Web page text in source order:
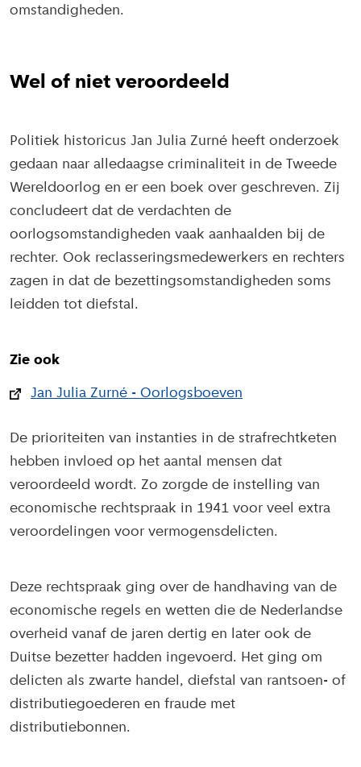
omstandigheden.
Wel of niet veroordeeld
Politiek historicus Jan Julia Zurné heeft onderzoek
gedaan naar alledaagse criminaliteit in de Tweede
Wereldoorlog en er een boek over geschreven. Zij
concludeert dat de verdachten de
oorlogsomstandigheden vaak aanhaalden bij de
rechter. Ook reclasseringsmedewerkers en rechters
zagen in dat de bezettingsomstandigheden soms
leidden tot diefstal.
Zie ook
Jan Julia Zurné - Oorlogsboeven
De prioriteiten van instanties in de strafrechtketen
hebben invloed op het aantal mensen dat
veroordeeld wordt. Zo zorgde de instelling van
economische rechtspraak in 1941 voor veel extra
veroordelingen voor vermogensdelicten.
Deze rechtspraak ging over de handhaving van de
economische regels en wetten die de Nederlandse
overheid vanaf de jaren dertig en later ook de
Duitse bezetter hadden ingevoerd. Het ging om
delicten als zwarte handel, diefstal van rantsoen- of
distributiegoederen en fraude met
distributiebonnen.